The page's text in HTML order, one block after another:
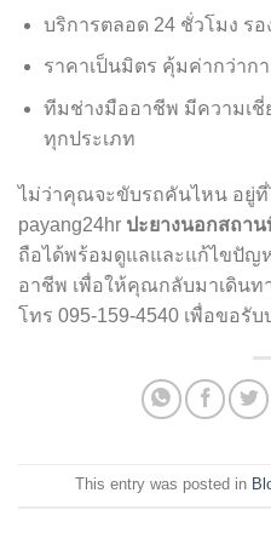
บริการตลอด 24 ชั่วโมง ร
ราคาเป็นมิตร คุ้มค่ากว่าก
ทีมช่างมืออาชีพ มีความเ
ทุกประเภท
ไม่ว่าคุณจะขับรถคันไหน อยู่
payang24hr ปะยางนอกสถาน
ถือได้พร้อมดูแลและแก้ไขปัญ
อาชีพ เพื่อให้คุณกลับมาเดินท
โทร 095-159-4540 เพื่อขอรั
This entry was posted in